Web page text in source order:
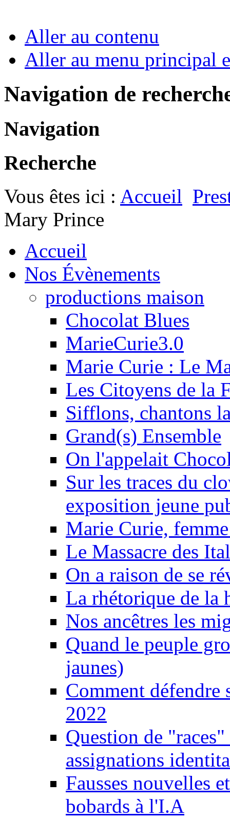
Aller au contenu
Aller au menu principal
Navigation de
Navigation
Recherche
Vous êtes ici : Accueil
Mary Prince
Accueil
Nos Évènements
productions maison
Chocolat Blues
MarieCurie3.0
Marie Curie : Le
Les Citoyens de la
Sifflons, chantons
Grand(s) Ensemble
On l'appelait
Sur les traces du
exposition jeune
Marie Curie,
Le Massacre des
On a raison de se
La rhétorique de la
Nos ancêtres les
Quand le peuple
jaunes)
Comment défendre
2022
Question de
assignations
Fausses nouvelles
bobards à l'I.A